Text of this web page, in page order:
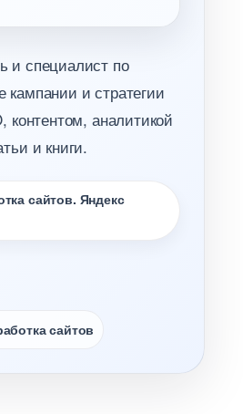
и специалист по
и стратегии
аналитикой
и книги.
сайтов. Яндекс
сайто